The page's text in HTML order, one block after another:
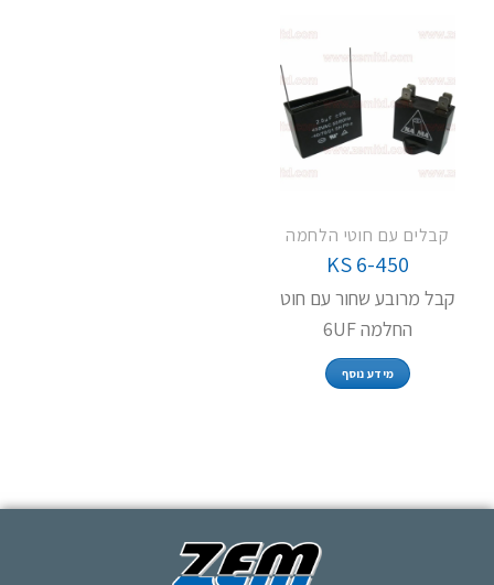
קבלים עם חוטי הלחמה
KS 6-450
קבל מרובע שחור עם חוט
החלמה 6UF
מידע נוסף